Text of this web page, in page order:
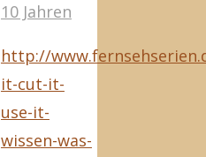
10 Jahren
http://
it-cut-it-
use-it-
wissen-was-